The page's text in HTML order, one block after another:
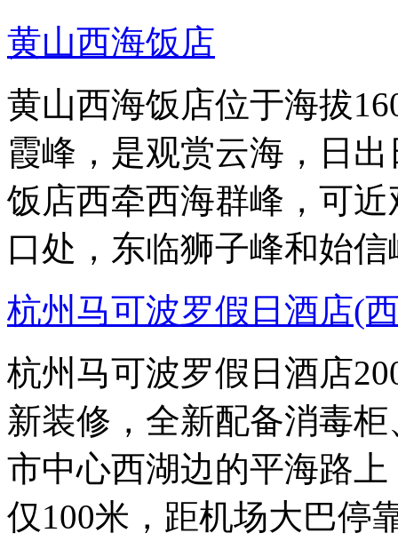
黄山西海饭店
黄山西海饭店位于海拔
霞峰，是观赏云海，日
饭店西牵西海群峰，可
口处，东临狮子峰和始信
杭州马可波罗假日酒店(
杭州马可波罗假日酒店
新装修，全新配备消毒
市中心西湖边的平海路
仅100米，距机场大巴停